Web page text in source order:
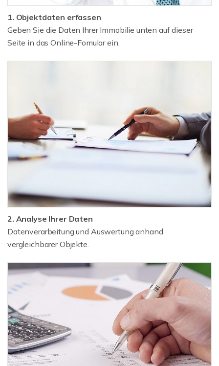
1. Objektdaten erfassen
Geben Sie die Daten Ihrer Immobilie unten auf dieser
Seite in das Online-Fomular ein.
2. Analyse Ihrer Daten
Datenverarbeitung und Auswertung anhand
vergleichbarer Objekte.